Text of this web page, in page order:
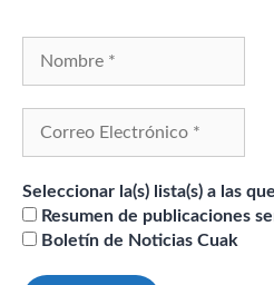
Seleccionar la(s) lista(s) a las
Resumen de publicaciones
Boletín de Noticias Cuak